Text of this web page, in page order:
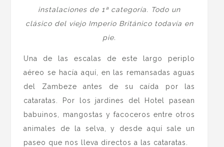
instalaciones de 1ª categoría. Todo un
clásico del viejo Imperio Británico todavía en
pie.
Una de las escalas de este largo periplo
aéreo se hacía aquí, en las remansadas aguas
del Zambeze antes de su caída por las
cataratas. Por los jardines del Hotel pasean
babuinos, mangostas y facoceros entre otros
animales de la selva, y desde aquí sale un
paseo que nos lleva directos a las cataratas.